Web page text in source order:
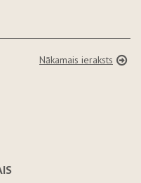
Nākamais ieraksts